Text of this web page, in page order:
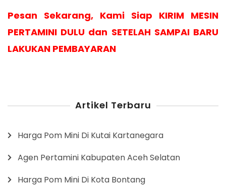
Pesan Sekarang, Kami Siap KIRIM MESIN
PERTAMINI DULU dan SETELAH SAMPAI BARU
LAKUKAN PEMBAYARAN
Artikel Terbaru
Harga Pom Mini Di Kutai Kartanegara
Agen Pertamini Kabupaten Aceh Selatan
Harga Pom Mini Di Kota Bontang